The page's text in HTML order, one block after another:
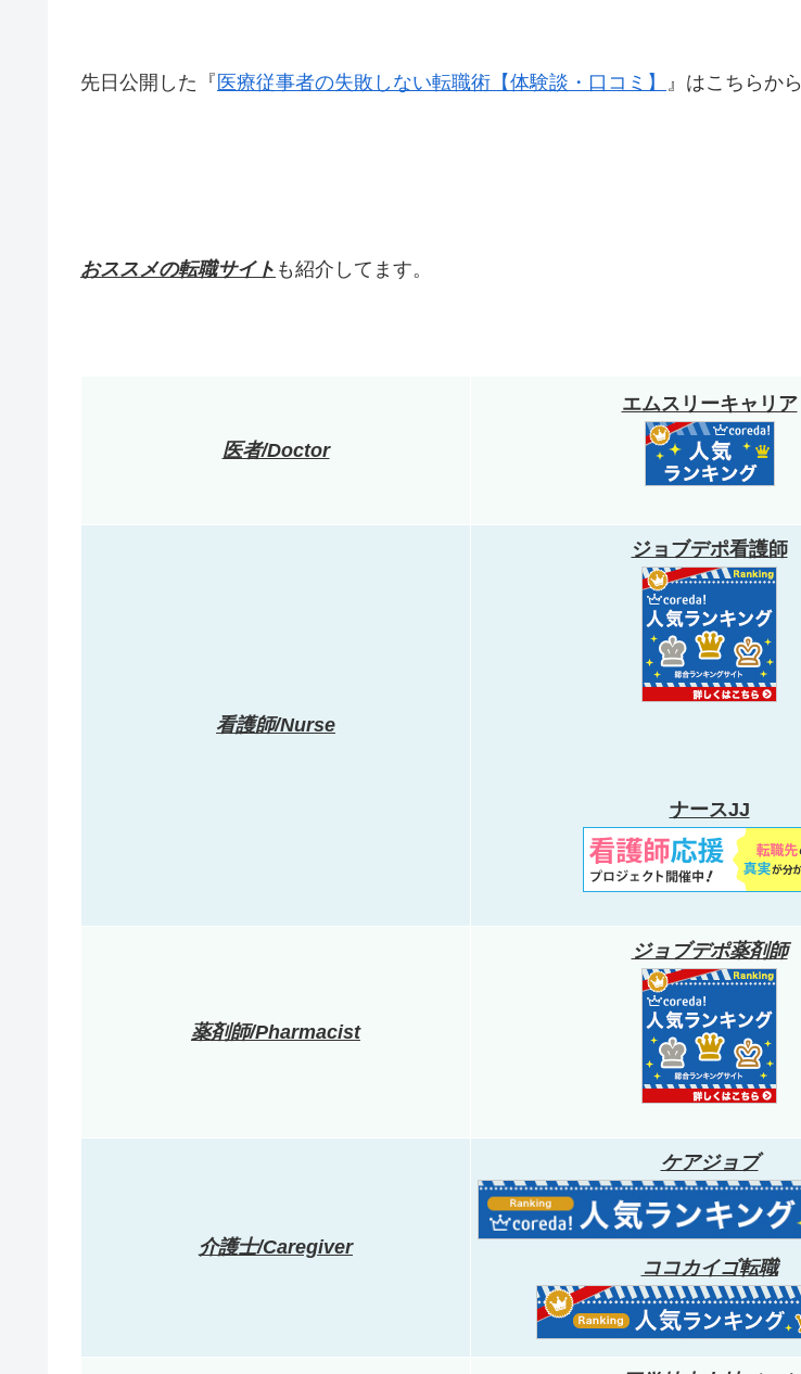
先日公開した『 医療従事者の失敗しない転職術【体験談・口コミ】 』はこちらから
おススメの転職サイト も紹介してます。
医者/Doctor
エムスリーキャリア
看護師/Nurse
ジョブデポ看護師
ナースJJ
薬剤師/Pharmacist
ジョブデポ薬剤師
介護士/Caregiver
ケアジョブ
ココカイゴ転職